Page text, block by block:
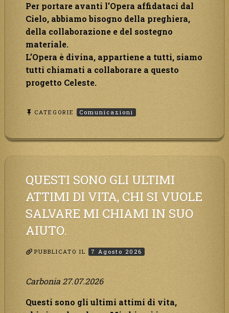
Per portare avanti l’Opera affidataci dal
Cielo, abbiamo bisogno della preghiera,
della collaborazione e del sostegno
materiale.
L’Opera è divina, appartiene a tutti, siamo
tutti chiamati a collaborare a questo
progetto Celeste.
CATEGORIE Comunicazioni
QUESTI SONO GLI ULTIMI
ATTIMI DI VITA, CHI SI VUOLE
SALVARE MI CHIAMI IN SUO
AIUTO.
PUBBLICATO IL 7 Agosto 2026
Carbonia 27.07.2026
Questi sono gli ultimi attimi di vita,